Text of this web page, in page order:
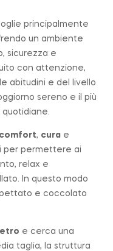
principalmente
un ambiente
sicurezza e
con attenzione,
abitudini e del livello
sereno e il più
comfort, cura e
per permettere ai
relax e
In questo modo
e coccolato
e cerca una
taglia, la struttura